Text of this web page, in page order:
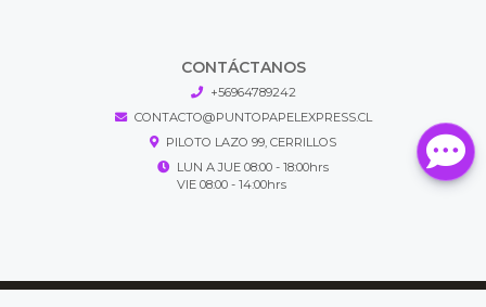
CONTÁCTANOS
+56964789242
CONTACTO@PUNTOPAPELEXPRESS.CL
PILOTO LAZO 99, CERRILLOS
LUN A JUE 08:00 - 18:00hrs
VIE 08:00 - 14:00hrs